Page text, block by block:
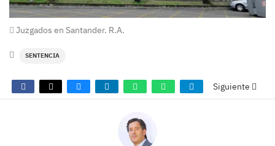
Juzgados en Santander. R.A.
SENTENCIA
Siguiente